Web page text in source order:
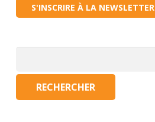
S'INSCRIRE À LA NEWSLETTER